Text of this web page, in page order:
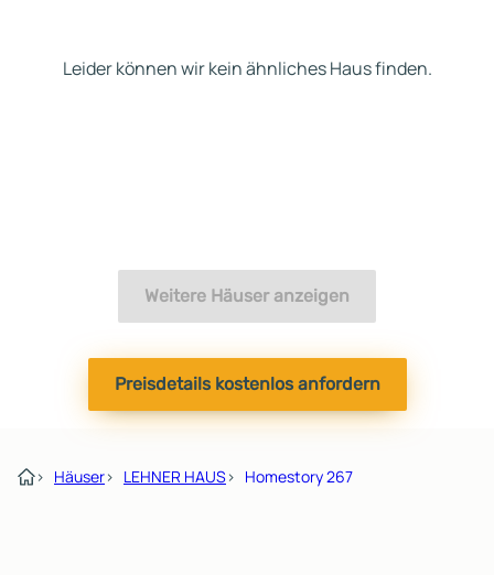
Leider können wir kein ähnliches Haus finden.
Weitere Häuser anzeigen
Preisdetails kostenlos anfordern
› Häuser› LEHNER HAUS› Homestory 267